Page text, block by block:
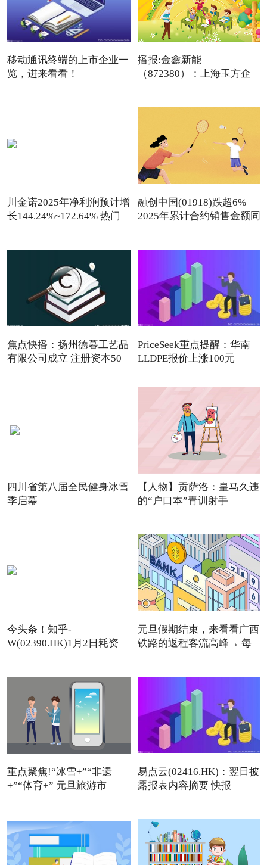
移动通讯终端的上市企业一
览，进来看看！
播报:金鑫新能
（872380）：上海玉方企
川金诺2025年净利润预计增
长144.24%~172.64% 热门
融创中国(01918)跌超6%
2025年累计合约销售金额同
焦点快播：扬州德暮工艺品
有限公司成立 注册资本50
PriceSeek重点提醒：华南
LLDPE报价上涨100元
四川省第八届全民健身冰雪
季启幕
【人物】贡萨洛：皇马久违
的“户口本”青训射手
今头条！知乎-
W(02390.HK)1月2日耗资
元旦假期结束，来看看广西
铁路的返程客流高峰→ 每
重点聚焦!“冰雪+”“非遗
+”“体育+” 元旦旅游市
易点云(02416.HK)：翌日披
露报表内容摘要 快报